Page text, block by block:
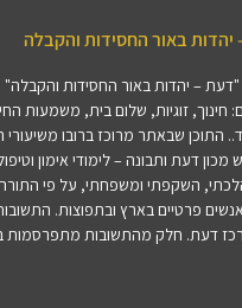
יהדות באור החסידות והקבלה
– יהדות באור החסידות והקבלה"
חינוך, זוגיות, שלום בית, משמעות
התוכן שבאתר מרוכז ברובו
דעת ותבונה – לימודי אימון
השקפתי ומשפחתי, על פי התורה
פרטיים בארץ ובתפוצות.
דעת. חלק מהתשובות מתפרסמות